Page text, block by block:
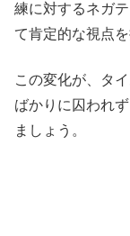
練に対するネガ
て肯定的な視点
この変化が、タ
ばかりに囚われ
ましょう。